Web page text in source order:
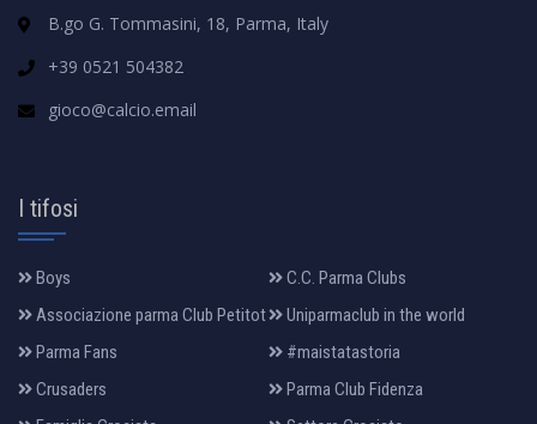
B.go G. Tommasini, 18, Parma, Italy
+39 0521 504382
gioco@calcio.email
I tifosi
Boys
C.C. Parma Clubs
Associazione parma Club Petitot
Uniparmaclub in the world
Parma Fans
#maistatastoria
Crusaders
Parma Club Fidenza